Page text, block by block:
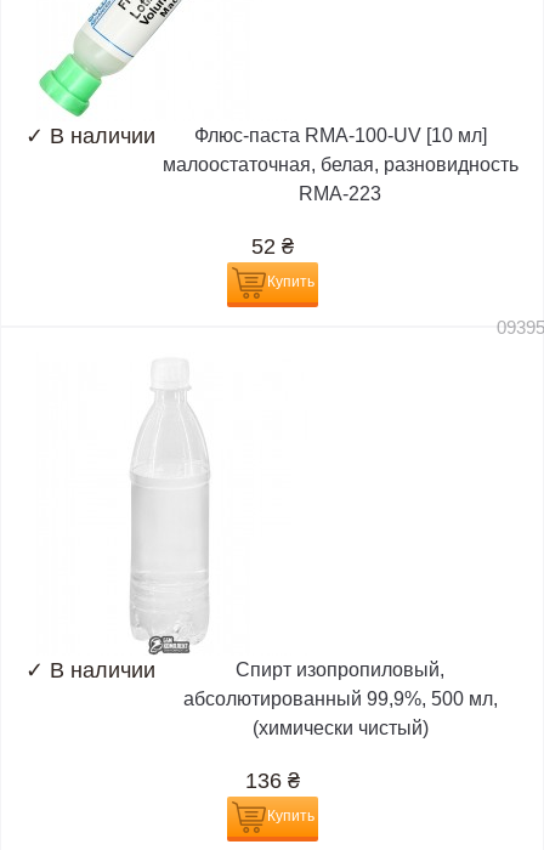
✓ В наличии
Флюс-паста RMA-100-UV [10 мл]
малоостаточная, белая, разновидность
RMA-223
52 ₴
Купить
✓ В наличии
Спирт изопропиловый,
абсолютированный 99,9%, 500 мл,
(химически чистый)
136 ₴
Купить